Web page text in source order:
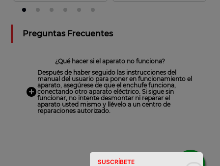
Preguntas Frecuentes
¿Qué hacer si el aparato no funciona?
Después de haber seguido las instrucciones del
manual del usuario para poner en funcionamiento el
aparato, asegúrese de que el enchufe funciona,
conectando otro aparato eléctrico. Si sigue sin
funcionar, no intente desmontar ni reparar el
aparato usted mismo y llévelo a un centro de
reparaciones autorizado.
SUSCRÍBETE